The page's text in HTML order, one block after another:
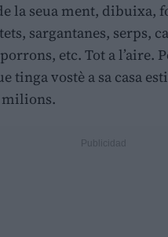
la seua ment, dibuixa,
sargantanes, serps,
etc. Tot a l’aire.
tinga vostè a sa casa
milions.